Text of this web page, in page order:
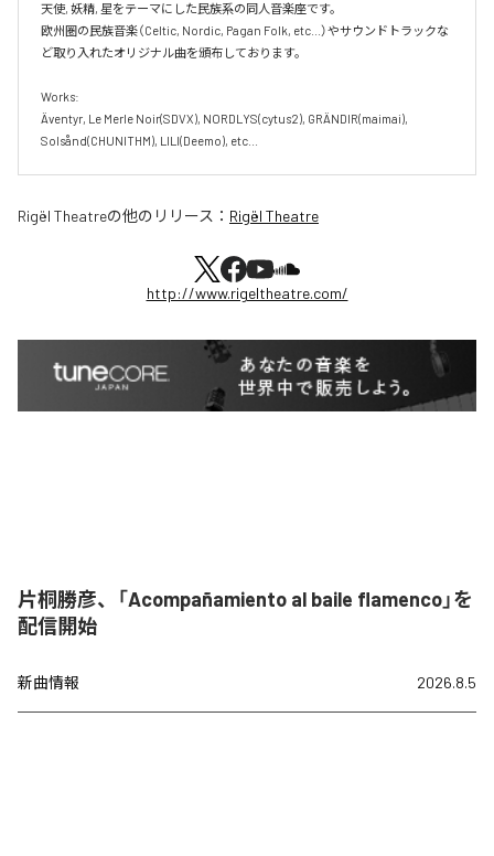
天使, 妖精, 星をテーマにした民族系の同人音楽座です。
欧州圏の民族音楽（Celtic, Nordic, Pagan Folk, etc...）やサウンドトラックな
ど取り入れたオリジナル曲を頒布しております。
Works:
Äventyr, Le Merle Noir(SDVX), NORDLYS(cytus2), GRÄNDIR(maimai),
Solsånd(CHUNITHM), LILI(Deemo), etc...
Rigël Theatreの他のリリース： Rigël Theatre
http://www.rigeltheatre.com/
片桐勝彦、「Acompañamiento al baile flamenco」を
配信開始
新曲情報 2026.8.5